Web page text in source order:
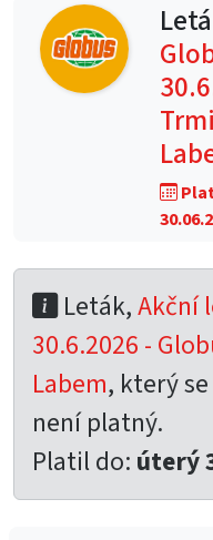
Leták,Akční
30.6.2026 -
Labem, který
není platný.
Platil do: úterý